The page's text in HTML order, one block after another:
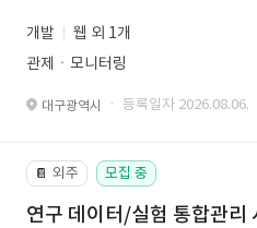
개발
웹 외 1개
관제ㆍ모니터링
대구광역시 · 등록일자 2026.08.06.
📔 외주 모집 중
연구 데이터/실험 통합관리